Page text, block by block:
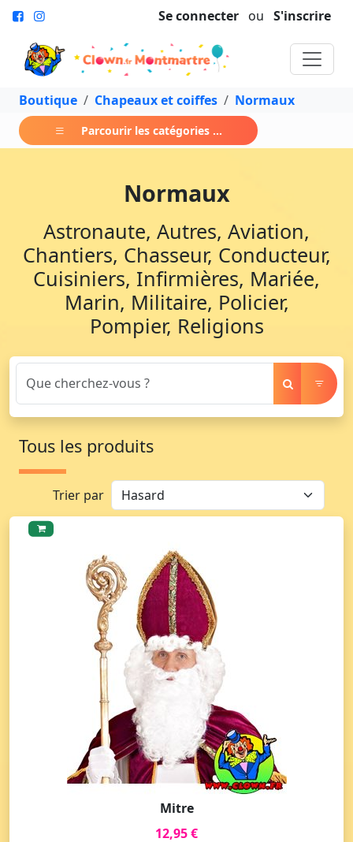
Se connecter ou S'inscrire
Boutique Chapeaux et coiffes Normaux
Parcourir les catégories ...
Normaux
Astronaute, Autres, Aviation,
Chantiers, Chasseur, Conducteur,
Cuisiniers, Infirmières, Mariée,
Marin, Militaire, Policier,
Pompier, Religions
Tous les produits
Trier par
Mitre
12,95 €